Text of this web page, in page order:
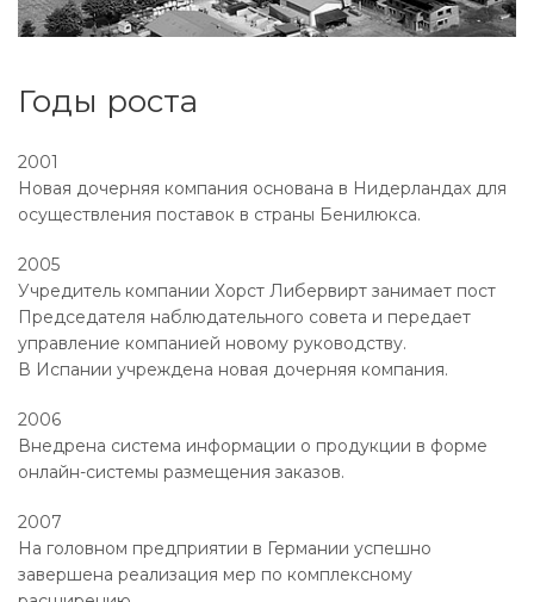
Годы роста
2001
Новая дочерняя компания основана в Нидерландах для
осуществления поставок в страны Бенилюкса.
2005
Учредитель компании Хорст Либервирт занимает пост
Председателя наблюдательного совета и передает
управление компанией новому руководству.
В Испании учреждена новая дочерняя компания.
2006
Внедрена система информации о продукции в форме
онлайн-системы размещения заказов.
2007
На головном предприятии в Германии успешно
завершена реализация мер по комплексному